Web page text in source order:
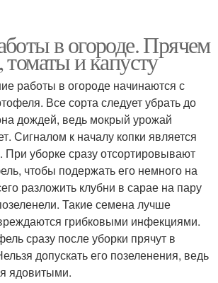
в огороде. Прячем
и капусту
работы в огороде начинаются с
Все сорта следует убрать до
дождей, ведь мокрый урожай
Сигналом к началу копки является
При уборке сразу отсортировывают
чтобы подержать его немного на
разложить клубни в сарае на пару
Такие семена лучше
грибковыми инфекциями.
сразу после уборки прячут в
допускать его позеленения, ведь
ядовитыми.